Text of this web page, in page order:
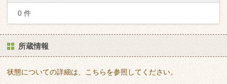
0 件
所蔵情報
状態についての詳細は、こちらを参照してください。